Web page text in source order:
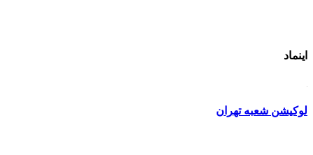
اینماد
لوکیشن شعبه تهران